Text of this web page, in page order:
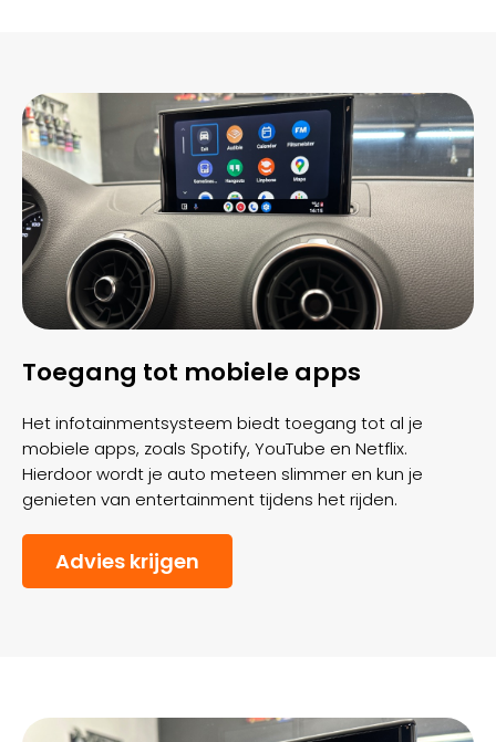
Toegang tot mobiele apps
Het infotainmentsysteem biedt toegang tot al je
mobiele apps, zoals Spotify, YouTube en Netflix.
Hierdoor wordt je auto meteen slimmer en kun je
genieten van entertainment tijdens het rijden.
Advies krijgen